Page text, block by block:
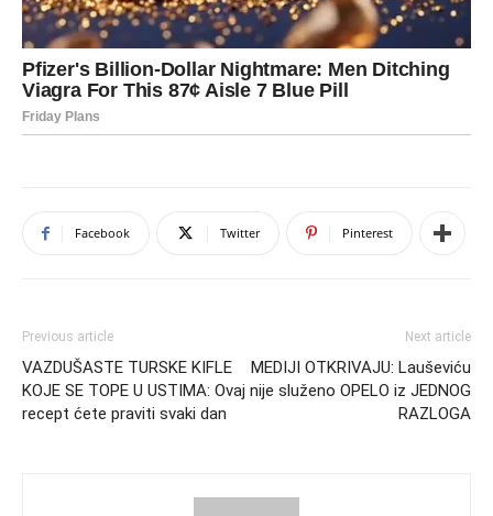
Facebook Twitter Pinterest
Previous article
VAZDUŠASTE TURSKE KIFLE
KOJE SE TOPE U USTIMA: Ovaj
recept ćete praviti svaki dan
Next article
MEDIJI OTKRIVAJU: Lauševiću
nije služeno OPELO iz JEDNOG
RAZLOGA